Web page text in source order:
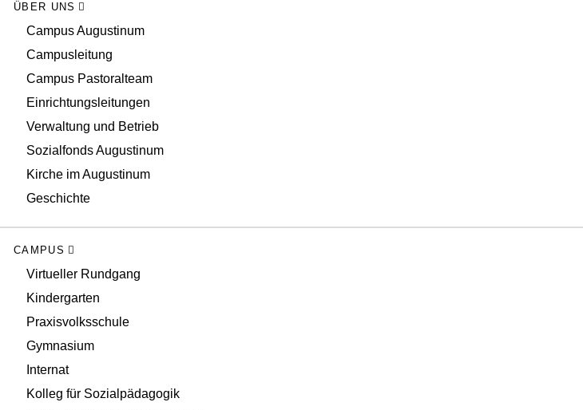
ÜBER UNS
Campus Augustinum
Campusleitung
Campus Pastoralteam
Einrichtungsleitungen
Verwaltung und Betrieb
Sozialfonds Augustinum
Kirche im Augustinum
Geschichte
CAMPUS
Virtueller Rundgang
Kindergarten
Praxisvolksschule
Gymnasium
Internat
Kolleg für Sozialpädagogik